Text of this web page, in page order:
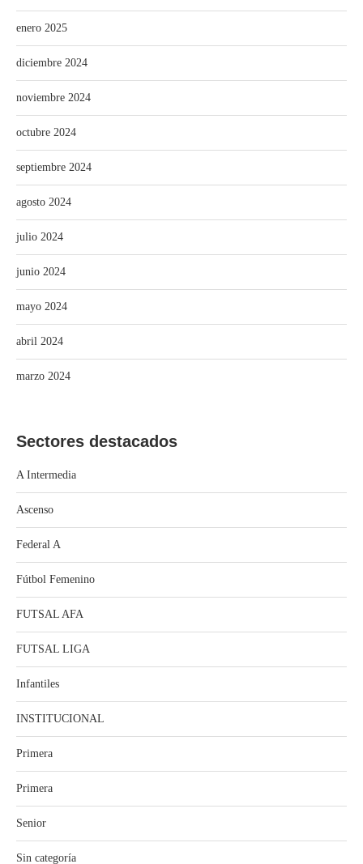
enero 2025
diciembre 2024
noviembre 2024
octubre 2024
septiembre 2024
agosto 2024
julio 2024
junio 2024
mayo 2024
abril 2024
marzo 2024
Sectores destacados
A Intermedia
Ascenso
Federal A
Fútbol Femenino
FUTSAL AFA
FUTSAL LIGA
Infantiles
INSTITUCIONAL
Primera
Primera
Senior
Sin categoría